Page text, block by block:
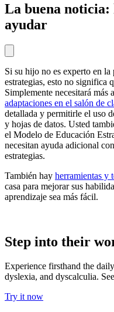
La buena noticia:
ayudar
Si su hijo no es experto en
estrategias, esto no significa
Simplemente necesitará más
adaptaciones en el salón de
detallada y permitirle el uso
y hojas de datos. Usted
el Modelo de Educación
necesitan ayuda adicional
estrategias.
También hay herramientas y
casa para mejorar sus
aprendizaje sea más fácil.
Step into their
Experience firsthand the
dyslexia, and dyscalculia.
Try it now